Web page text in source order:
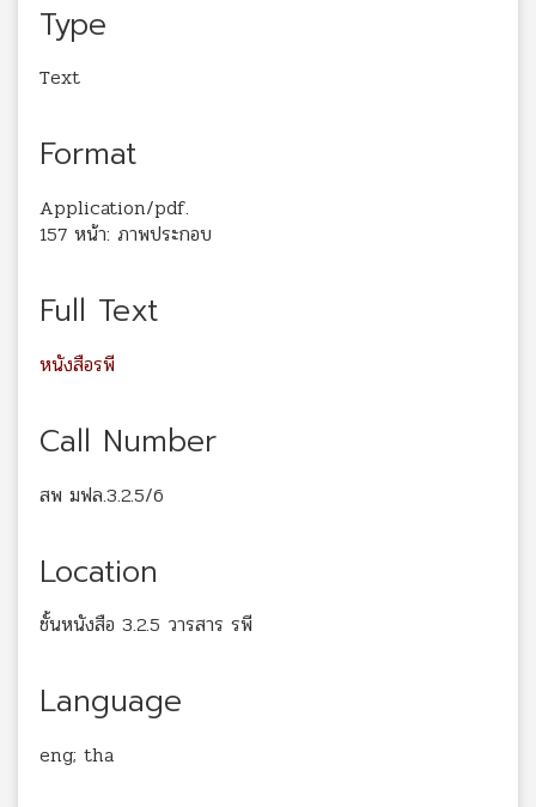
Type
Text
Format
Application/pdf.
157 หน้า: ภาพประกอบ
Full Text
หนังสือรพี
Call Number
สพ มฟล.3.2.5/6
Location
ชั้นหนังสือ 3.2.5 วารสาร รพี
Language
eng; tha